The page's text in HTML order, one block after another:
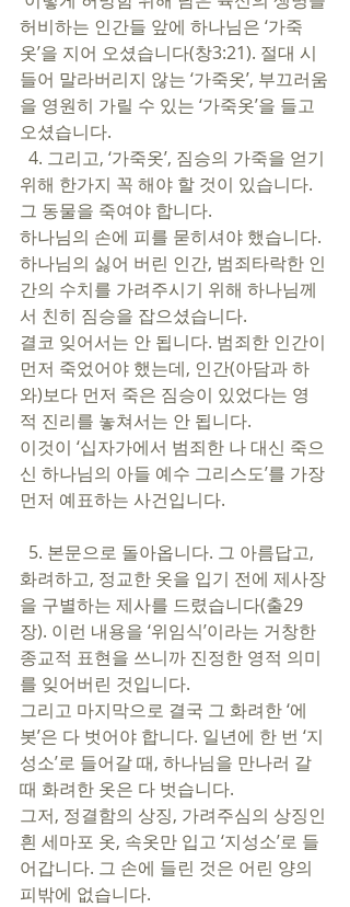
허비하는 인간들 앞에 하나님은 ‘가죽
옷’을 지어 오셨습니다(창3:21). 절대 시
들어 말라버리지 않는 ‘가죽옷’, 부끄러움
을 영원히 가릴 수 있는 ‘가죽옷’을 들고
오셨습니다.
위해 한가지 꼭 해야 할 것이 있습니다.
그 동물을 죽여야 합니다.
하나님의 손에 피를 묻히셔야 했습니다.
하나님의 싫어 버린 인간, 범죄타락한 인
간의 수치를 가려주시기 위해 하나님께
서 친히 짐승을 잡으셨습니다.
결코 잊어서는 안 됩니다. 범죄한 인간이
먼저 죽었어야 했는데, 인간(아담과 하
와)보다 먼저 죽은 짐승이 있었다는 영
적 진리를 놓쳐서는 안 됩니다.
이것이 ‘십자가에서 범죄한 나 대신 죽으
신 하나님의 아들 예수 그리스도’를 가장
먼저 예표하는 사건입니다.
화려하고, 정교한 옷을 입기 전에 제사장
을 구별하는 제사를 드렸습니다(출29
장). 이런 내용을 ‘위임식’이라는 거창한
종교적 표현을 쓰니까 진정한 영적 의미
를 잊어버린 것입니다.
그리고 마지막으로 결국 그 화려한 ‘에
봇’은 다 벗어야 합니다. 일년에 한 번 ‘지
성소’로 들어갈 때, 하나님을 만나러 갈
때 화려한 옷은 다 벗습니다.
그저, 정결함의 상징, 가려주심의 상징인
흰 세마포 옷, 속옷만 입고 ‘지성소’로 들
어갑니다. 그 손에 들린 것은 어린 양의
피밖에 없습니다.